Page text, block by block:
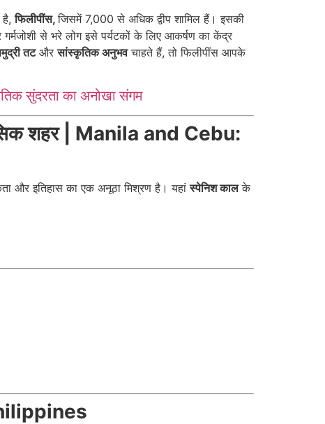
है,फिलीपींस,जिसमें 7,000 से अधिक द्वीप शामिल हैं। इसकी
से भरे लोग इसे पर्यटकों के लिए आकर्षण का केंद्र
तटऔरसांस्कृतिक अनुभवचाहते हैं, तो फिलीपींस आपके
सुंदरता का अनोखा संगम
शहर | Manila and Cebu:
और इतिहास का एक अनूठा मिश्रण है। यहांस्पेनिश कालके